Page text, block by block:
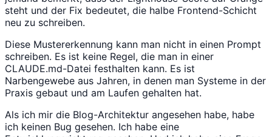
steht und der Fix bedeutet, die halbe Frontend-Schicht
neu zu schreiben.
Diese Mustererkennung kann man nicht in einen Prompt
schreiben. Es ist keine Regel, die man in einer
CLAUDE.md-Datei festhalten kann. Es ist
Narbengewebe aus Jahren, in denen man Systeme in der
Praxis gebaut und am Laufen gehalten hat.
Als ich mir die Blog-Architektur angesehen habe, habe
ich keinen Bug gesehen. Ich habe eine